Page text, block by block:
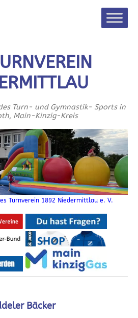
Turn- und Gymnastik- Sports in
Main-Kinzig-Kreis
Turnverein 1892 Niedermittlau e. V.
Bäcker